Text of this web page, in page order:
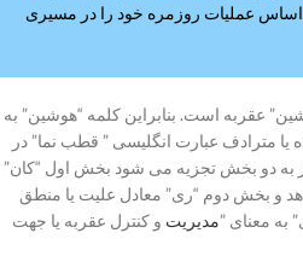
اساس عملیات روزمره خود را در مسیری
عقربه است. بنابراین کلمه “هوشین” به
مترادف عبارت انگلیسی ” قطب نما” در
به دو بخش تجزیه می شود بخش اول “کان”
و بخش دوم “ری” معادل علیت یا منطق
معنای ”مدیریت و کنترل عقربه یا جهت